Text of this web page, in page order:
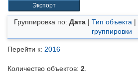
Группировка по: Дата| Тип объекта |
группировки
Перейти к: 2016
Количество объектов: 2